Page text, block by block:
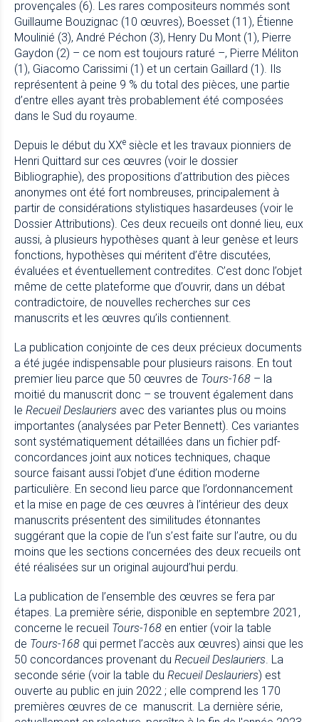
provençales (6). Les rares compositeurs nommés sont
Guillaume Bouzignac (10 œuvres), Boesset (11), Étienne
Moulinié (3), André Péchon (3), Henry Du Mont (1), Pierre
Gaydon (2) – ce nom est toujours raturé –, Pierre Méliton
(1), Giacomo Carissimi (1) et un certain Gaillard (1). Ils
représentent à peine 9 % du total des pièces, une partie
d’entre elles ayant très probablement été composées
dans le Sud du royaume.
Depuis le début du XXe siècle et les travaux pionniers de
Henri Quittard sur ces œuvres (voir le dossier
Bibliographie), des propositions d’attribution des pièces
anonymes ont été fort nombreuses, principalement à
partir de considérations stylistiques hasardeuses (voir le
Dossier Attributions). Ces deux recueils ont donné lieu, eux
aussi, à plusieurs hypothèses quant à leur genèse et leurs
fonctions, hypothèses qui méritent d’être discutées,
évaluées et éventuellement contredites. C’est donc l’objet
même de cette plateforme que d’ouvrir, dans un débat
contradictoire, de nouvelles recherches sur ces
manuscrits et les œuvres qu’ils contiennent.
La publication conjointe de ces deux précieux documents
a été jugée indispensable pour plusieurs raisons. En tout
premier lieu parce que 50 œuvres de Tours-168 – la
moitié du manuscrit donc – se trouvent également dans
le Recueil Deslauriers avec des variantes plus ou moins
importantes (analysées par Peter Bennett). Ces variantes
sont systématiquement détaillées dans un fichier pdf-
concordances joint aux notices techniques, chaque
source faisant aussi l’objet d’une édition moderne
particulière. En second lieu parce que l’ordonnancement
et la mise en page de ces œuvres à l’intérieur des deux
manuscrits présentent des similitudes étonnantes
suggérant que la copie de l’un s’est faite sur l’autre, ou du
moins que les sections concernées des deux recueils ont
été réalisées sur un original aujourd’hui perdu.
La publication de l’ensemble des œuvres se fera par
étapes. La première série, disponible en septembre 2021,
concerne le recueil Tours-168 en entier (voir la table
de Tours-168 qui permet l’accès aux œuvres) ainsi que les
50 concordances provenant du Recueil Deslauriers. La
seconde série (voir la table du Recueil Deslauriers) est
ouverte au public en juin 2022 ; elle comprend les 170
premières œuvres de ce manuscrit. La dernière série,